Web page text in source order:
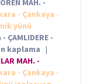
MAH. -
- Çankaya -
yünü
ÇAMLIDERE -
kaplama |
MAH. -
- Çankaya -